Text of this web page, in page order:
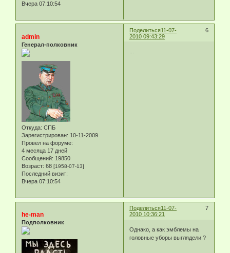
Вчера 07:10:54
Поделиться 6
11-07-
2010 09:43:29
admin
Генерал-полковник
Откуда: СПБ
Зарегистрирован: 10-11-2009
Провел на форуме:
4 месяца 17 дней
Сообщений: 19850
Возраст: 68 [1958-07-13]
Последний визит:
Вчера 07:10:54
...
Поделиться 7
11-07-
2010 10:36:21
he-man
Подполковник
Однако, а как эмблемы на
головные уборы выглядели ?